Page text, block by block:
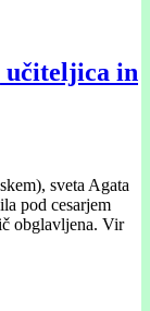
učiteljica in
sveta Agata
pod cesarjem
obglavljena. Vir